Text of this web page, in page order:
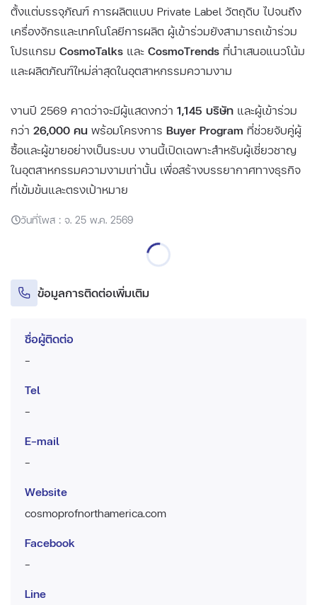
ตั้งแต่บรรจุภัณฑ์ การผลิตแบบ Private Label วัตถุดิบ ไปจนถึง
เครื่องจักรและเทคโนโลยีการผลิต ผู้เข้าร่วมยังสามารถเข้าร่วม
โปรแกรม CosmoTalks และ CosmoTrends ที่นำเสนอแนวโน้ม
และผลิตภัณฑ์ใหม่ล่าสุดในอุตสาหกรรมความงาม
งานปี 2569 คาดว่าจะมีผู้แสดงกว่า 1,145 บริษัท และผู้เข้าร่วม
กว่า 26,000 คน พร้อมโครงการ Buyer Program ที่ช่วยจับคู่ผู้
ซื้อและผู้ขายอย่างเป็นระบบ งานนี้เปิดเฉพาะสำหรับผู้เชี่ยวชาญ
ในอุตสาหกรรมความงามเท่านั้น เพื่อสร้างบรรยากาศทางธุรกิจ
ที่เข้มข้นและตรงเป้าหมาย
วันที่โพส : จ. 25 พ.ค. 2569
ข้อมูลการติดต่อเพิ่มเติม
ชื่อผู้ติดต่อ
-
Tel
-
E-mail
-
Website
cosmoprofnorthamerica.com
Facebook
-
Line